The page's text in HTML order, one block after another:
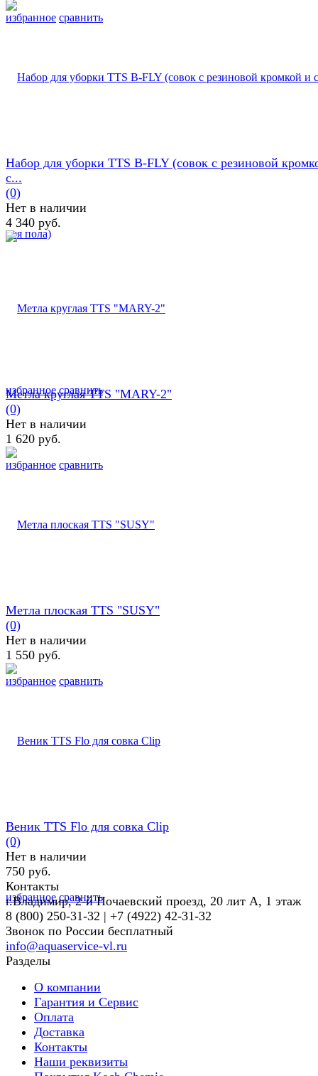
избранное сравнить
избранное сравнить
Набор для уборки TTS B-FLY (совок с резиновой
с...
(0)
Нет в наличии
4 340 руб.
избранное сравнить
Метла круглая TTS "MARY-2"
(0)
Нет в наличии
1 620 руб.
избранное сравнить
Метла плоская TTS "SUSY"
(0)
Нет в наличии
1 550 руб.
избранное сравнить
Веник TTS Flo для совка Clip
(0)
Нет в наличии
750 руб.
Контакты
г.Владимир, 2-й Почаевский проезд, 20 лит А, 1 этаж
8 (800) 250-31-32 | +7 (4922) 42-31-32
Звонок по России бесплатный
info@aquaservice-vl.ru
Разделы
О компании
Гарантия и Сервис
Оплата
Доставка
Контакты
Наши реквизиты